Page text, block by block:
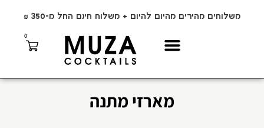
משלוחים מהירים מהיום להיום + משלוח חינם החל מ-350 ₪
0
מארזי מתנה